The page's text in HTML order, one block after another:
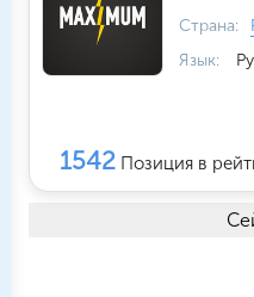
Страна:
Язык:
1542 Позиция в